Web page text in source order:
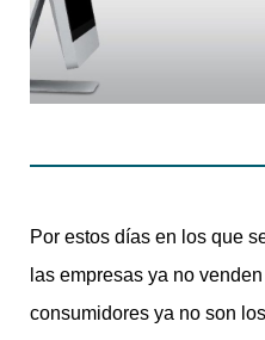
Por estos días en los que
las empresas ya no
consumidores ya no son